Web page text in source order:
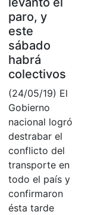
paro, y
este
sábado
habrá
colectivos
(24/05/19) El
Gobierno
nacional logró
destrabar el
conflicto del
transporte en
todo el país y
confirmaron
ésta tarde